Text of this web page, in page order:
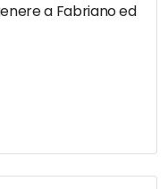
a Fabriano ed